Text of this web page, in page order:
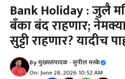
Bank Holiday : जुलै
बँका बंद राहणार;
सुट्टी राहणार? यादीच
Byमुख्यसंपादक - सुनील मस्के
On: June 28, 2026 10:52 AM